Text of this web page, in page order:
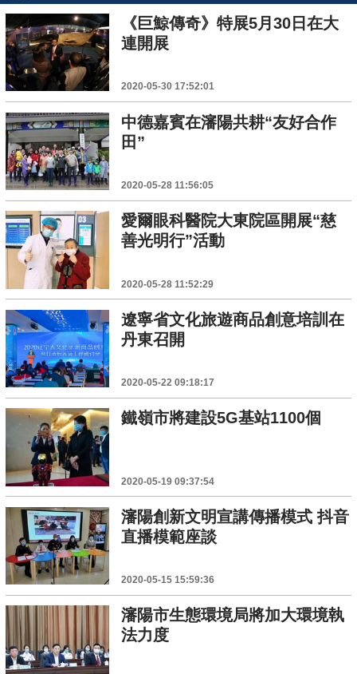
《巨鯨傳奇》特展5月30日在大
連開展
2020-05-30 17:52:01
中德嘉賓在瀋陽共耕“友好合作
田”
2020-05-28 11:56:05
愛爾眼科醫院大東院區開展“慈
善光明行”活動
2020-05-28 11:52:29
遼寧省文化旅遊商品創意培訓在
丹東召開
2020-05-22 09:18:17
鐵嶺市將建設5G基站1100個
2020-05-19 09:37:54
瀋陽創新文明宣講傳播模式 抖音
直播模範座談
2020-05-15 15:59:36
瀋陽市生態環境局將加大環境執
法力度